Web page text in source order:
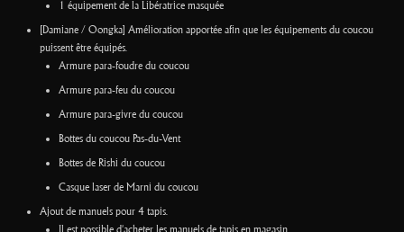
1 équipement de la Libératrice masquée
[Damiane / Oongka] Amélioration apportée afin que les équipements du coucou
puissent être équipés.
Armure para-foudre du coucou
Armure para-feu du coucou
Armure para-givre du coucou
Bottes du coucou Pas-du-Vent
Bottes de Rishi du coucou
Casque laser de Marni du coucou
Ajout de manuels pour 4 tapis.
Il est possible d'acheter les manuels de tapis en magasin.